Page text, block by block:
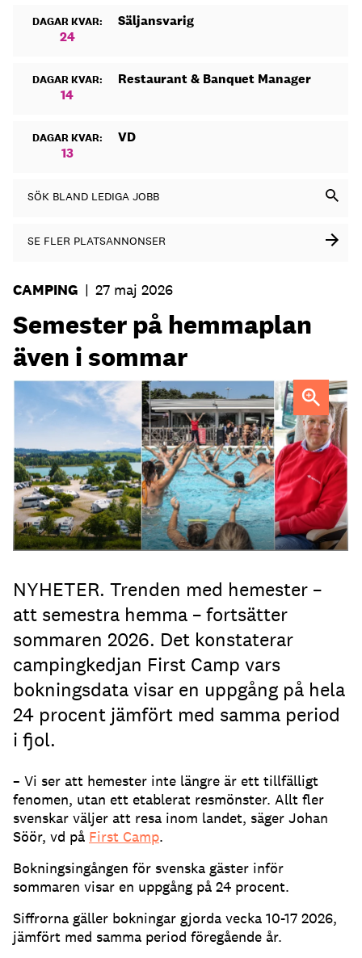
DAGAR KVAR:
24
Säljansvarig
DAGAR KVAR:
14
Restaurant & Banquet Manager
DAGAR KVAR:
13
VD
SÖK BLAND LEDIGA JOBB
SE FLER PLATSANNONSER
CAMPING | 27 maj 2026
Semester på hemmaplan
även i sommar
Campingen ger charterbolagen en god match om
sommarresenärerna, säger Johan Söör, vd First Camp.
NYHETER. Trenden med hemester –
att semestra hemma – fortsätter
sommaren 2026. Det konstaterar
campingkedjan First Camp vars
bokningsdata visar en uppgång på hela
24 procent jämfört med samma period
i fjol.
– Vi ser att hemester inte längre är ett tillfälligt
fenomen, utan ett etablerat resmönster. Allt fler
svenskar väljer att resa inom landet, säger Johan
Söör, vd på First Camp.
Bokningsingången för svenska gäster inför
sommaren visar en uppgång på 24 procent.
Siffrorna gäller bokningar gjorda vecka 10-17 2026,
jämfört med samma period föregående år.